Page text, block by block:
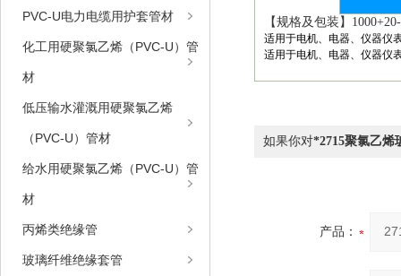
PVC-U电力电缆用护套管材
化工用硬聚氯乙烯（PVC-U）管
材
低压输水灌溉用硬聚氯乙烯
（PVC-U）管材
给水用硬聚氯乙烯（PVC-U）管
材
丙烯类绝缘管
玻璃纤维绝缘套管
【规格及包装】 1000+20
适用于电机、电器、仪器仪
适用于电机、电器、仪器仪
如果你对*2715聚氯乙烯
产品：